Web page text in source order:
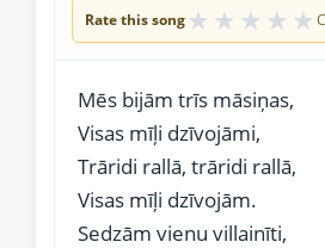
Rate this song★ ★ ★ ★ ★
Mēs bijām trīs māsiņas,
Visas mīļi dzīvojāmi,
Trāridi rallā, trāridi rallā,
Visas mīļi dzīvojām.
Sedzām vienu villainīti,